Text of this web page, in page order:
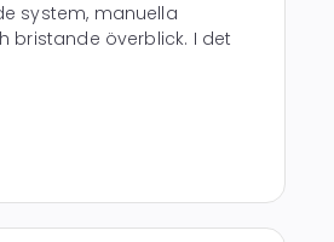
system, manuella
bristande överblick. I det